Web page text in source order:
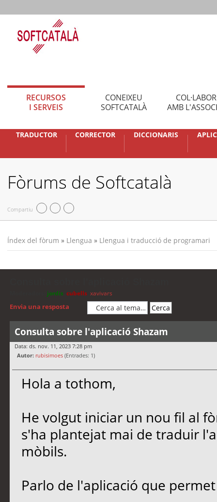
RECURSOS
I SERVEIS
CONEIXEU
SOFTCATALÀ
AMB
TRADUCTOR CORRECTOR DICCIONARIS
Fòrums de Softcatalà
Compartiu
Índex del fòrum » Llengua » Llengua i traducció de programari
jordis cubells xavivars
Envia una resposta
Consulta sobre l'aplicació Shazam
Data: ds. nov. 11, 2023 7:28 pm
Autor: rubisimoes (Entrades: 1)
Hola a tothom,
He volgut iniciar un nou fil al
s'ha plantejat mai de traduir
mòbils.
Parlo de l'aplicació que